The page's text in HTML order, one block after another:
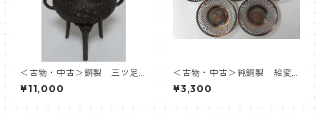
＜古物・中古＞銅製 三ツ足
獅子香炉 ※箱ナシ
¥11,000
＜古物・中古＞純銅製 絵変
茶托 ５客 ※箱ナシ
¥3,300